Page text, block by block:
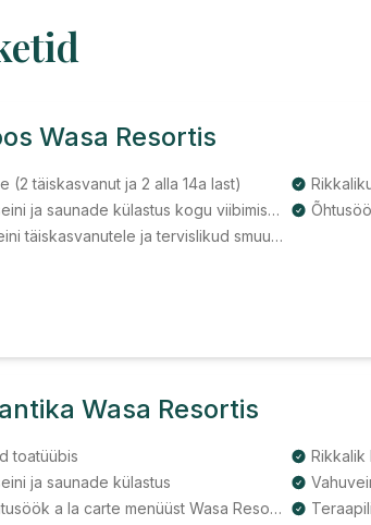
Wasa Resortis
(2 täiskasvanut ja 2 alla 14a last)
Piiramatu basseini ja saunade külastus kogu viibimise jooksul
Pokaal vahuveini täiskasvanutele ja tervislikud smuutid lastele õhtusöögi juurde
Wasa Resortis
toatüübis
Rikkalik
ja saunade külastus
2-käiguline õhtusöök a la carte menüüst Wasa Resort restoranis